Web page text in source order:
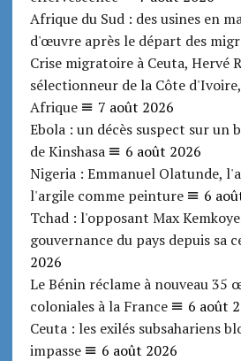
Afrique du Sud : des usines en
d'œuvre après le départ des
Crise migratoire à Ceuta, Hervé
sélectionneur de la Côte
Afrique
7 août 2026
Ebola : un décès suspect sur un
de Kinshasa
6 août 2026
Nigeria : Emmanuel Olatunde,
l'argile comme peinture
6
Tchad : l'opposant Max
gouvernance du pays depuis sa
2026
Le Bénin réclame à nouveau 35
coloniales à la France
6 août
Ceuta : les exilés subsahariens
impasse
6 août 2026